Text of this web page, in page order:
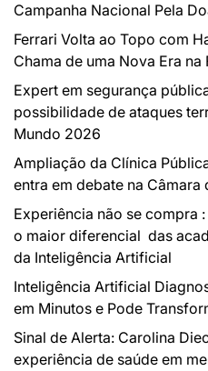
Campanha Nacional Pela
Ferrari Volta ao Topo com
Chama de uma Nova Era na
Expert em segurança
possibilidade de ataques
Mundo 2026
Ampliação da Clínica
entra em debate na Câmara
Experiência não se compra
o maior diferencial das
da Inteligência Artificial
Inteligência Artificial
em Minutos e Pode
Sinal de Alerta: Carolina
experiência de saúde em